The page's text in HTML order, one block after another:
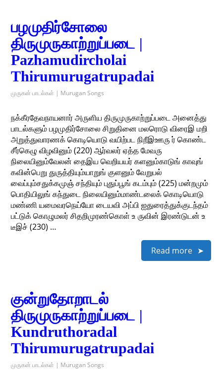
பழமுதிர்சோலை
திருமுருகாற்றுப்படை |
Pazhamudircholai
Thirumurugatrupadai
முருகன் பாடல்கள் | Murugan Songs
நக்கீரதேவநாயனார் அருளிய திருமுருகாற்றுப்படை அனைத்து
பாடல்களும் பழமுதிர்சோலை சிறுதினை மலரொடு விரைஇ மறி
அறுத்துவாரணக் கொடியொடு வயிற்பட நிறீஇஊரு ர் கொண்ட
சீர்கெழு விழவினும் (220) ஆர்வலர் ஏத்த மேவரு
நிலையினும்வேலன் தைஇய வெறியயர் களனும்காடுங் காவுங்
கவின்பெறு துருத்தியும்யாறுங் குளனும் வேறுபல்
வைப்பும்சதுக்கமுஞ் சந்தியும் புதுப்பூங் கடம்பும் (225) மன்றமும்
பொதியிலுங் கந்துடை நிலையினும்மாண்டலைக் கொடியொடு
மண்ணி யமைவரநெய்யோ டையவி அப்பி ஐதுரைத்துக்குடந்தம்
பட்டுக் கொழுமலர் சிதறிமுரண்கொள் உ ருவின் இரண்டுடன் உ
டீஇச் (230) …
Read more
குன்றுதோறாடல்
திருமுருகாற்றுப்படை |
Kundruthoradal
Thirumurugatrupadai
முருகன் பாடல்கள் | Murugan Songs